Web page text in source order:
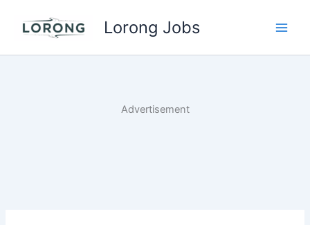
Lorong Jobs
Advertisement